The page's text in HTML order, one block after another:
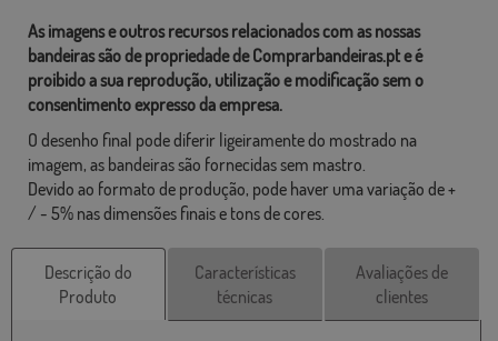
As imagens e outros recursos relacionados com as nossas
bandeiras são de propriedade de Comprarbandeiras.pt e é
proibido a sua reprodução, utilização e modificação sem o
consentimento expresso da empresa.
O desenho final pode diferir ligeiramente do mostrado na
imagem, as bandeiras são fornecidas sem mastro.
Devido ao formato de produção, pode haver uma variação de +
/ - 5% nas dimensões finais e tons de cores.
Descrição do
Produto
Características
técnicas
Avaliações de
clientes